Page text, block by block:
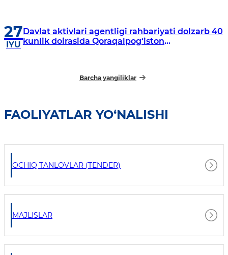
27
IYU
Davlat aktivlari agentligi rahbariyati dolzarb 40
kunlik doirasida Qoraqalpog‘iston
Barcha yangiliklar
FAOLIYATLAR YO‘NALISHI
OCHIQ TANLOVLAR (TENDER)
MAJLISLAR